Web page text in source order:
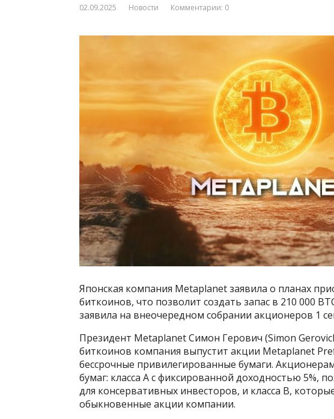
02.09.2025 Новости Комментарии: 0
Японская компания Metaplanet заявила о планах
биткоинов, что позволит создать запас в 210 000
заявила на внеочередном собрании акционеров 1
Президент Metaplanet Симон Герович (Simon
биткоинов компания выпустит акции Metaplanet
бессрочные привилегированные бумаги.
бумаг: класса A с фиксированной доходностью 5%,
для консервативных инвесторов, и класса B,
обыкновенные акции компании.